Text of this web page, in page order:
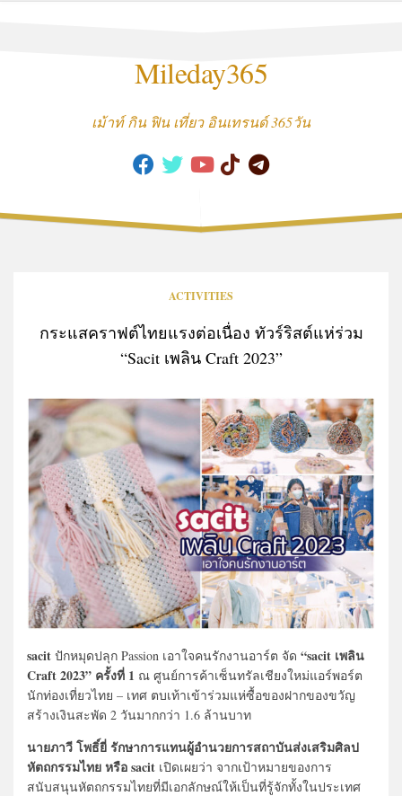
Mileday365
เม้าท์ กิน ฟิน เที่ยว อินเทรนด์ 365วัน
ACTIVITIES
กระแสคราฟต์ไทยแรงต่อเนื่อง ทัวร์ริสต์แห่ร่วม
“Sacit เพลิน Craft 2023”
sacit ปักหมุดปลุก Passion เอาใจคนรักงานอาร์ต จัด “sacit เพลิน
Craft 2023” ครั้งที่ 1 ณ ศูนย์การค้าเซ็นทรัลเชียงใหม่แอร์พอร์ต
นักท่องเที่ยวไทย – เทศ ตบเท้าเข้าร่วมแห่ซื้อของฝากของขวัญ
สร้างเงินสะพัด 2 วันมากกว่า 1.6 ล้านบาท
นายภาวี โพธิ์ยี่ รักษาการแทนผู้อำนวยการสถาบันส่งเสริมศิลป
หัตถกรรมไทย หรือ sacit เปิดเผยว่า จากเป้าหมายของการ
สนับสนุนหัตถกรรมไทยที่มีเอกลักษณ์ให้เป็นที่รู้จักทั้งในประเทศ